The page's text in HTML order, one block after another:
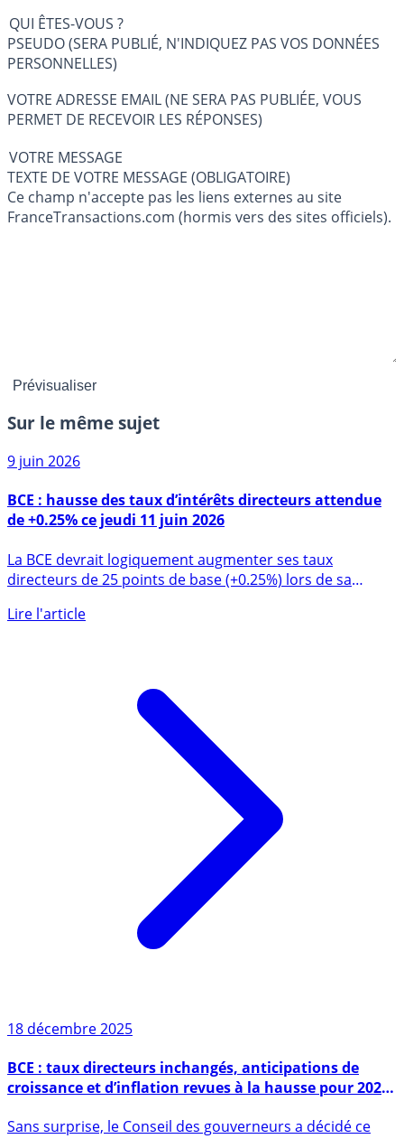
QUI ÊTES-VOUS ?
PSEUDO (SERA PUBLIÉ, N'INDIQUEZ PAS VOS DONNÉES
PERSONNELLES)
VOTRE ADRESSE EMAIL (NE SERA PAS PUBLIÉE, VOUS
PERMET DE RECEVOIR LES RÉPONSES)
VOTRE MESSAGE
TEXTE DE VOTRE MESSAGE (OBLIGATOIRE)
Ce champ n'accepte pas les liens externes au site
FranceTransactions.com (hormis vers des sites officiels).
Sur le même sujet
9 juin 2026
de +0.25% ce jeudi 11 juin 2026
directeurs de 25 points de base (+0.25%) lors de sa
18 décembre 2025
croissance et d’inflation revues à la hausse pour 2026,